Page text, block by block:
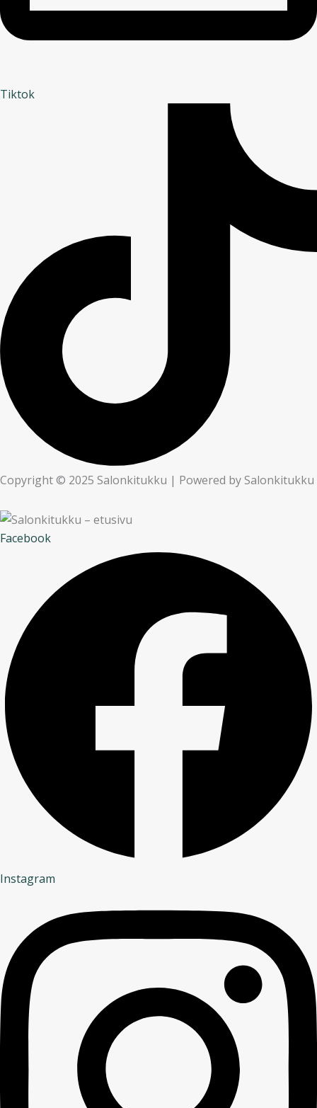
Tiktok
Copyright © 2025 Salonkitukku | Powered by Salonkitukku
Facebook
Instagram